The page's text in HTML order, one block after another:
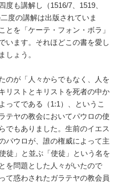
度も講解し（1516/7、1519、
度の講解は出版されていま
とを「ケーテ・フォン・ボラ」
います。それほどこの書を愛し
しょう。
のが「人々からでもなく、人を
リストとキリストを死者の中か
ってである（1:1）、というこ
テヤの教会においてパウロの使
でもありました。生前のイエス
パウロが、誰の権威によって主
徒」と並ぶ「使徒」という名を
を問題とした人々がいたので
て惑わされたガラテヤの教会員